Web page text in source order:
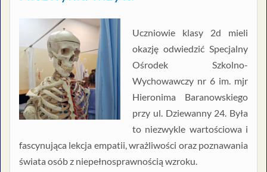
Uczniowie klasy 2d mieli
okazję odwiedzić Specjalny
Ośrodek Szkolno-
Wychowawczy nr 6 im. mjr
Hieronima Baranowskiego
przy ul. Dziewanny 24. Była
to niezwykle wartościowa i
fascynująca lekcja empatii, wrażliwości oraz poznawania
świata osób z niepełnosprawnością wzroku.